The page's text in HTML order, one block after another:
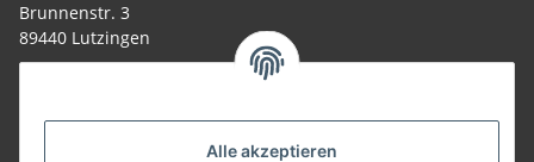
Alle akzeptieren
Brunnenstr. 3
89440 Lutzingen